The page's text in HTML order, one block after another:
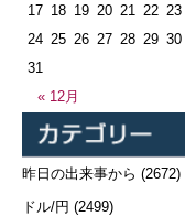
« 12月
17 18 19 20 21 22 23
24 25 26 27 28 29 30
31
昨日の出来事から (2672)
ドル/円 (2499)